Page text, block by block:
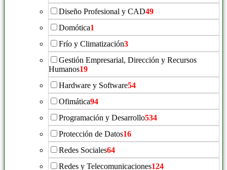
Diseño Profesional y CAD49
Domótica1
Frío y Climatización3
Gestión Empresarial, Dirección y Recursos
Humanos19
Hardware y Software54
Ofimática94
Programación y Desarrollo534
Protección de Datos16
Redes Sociales64
Redes y Telecomunicaciones124